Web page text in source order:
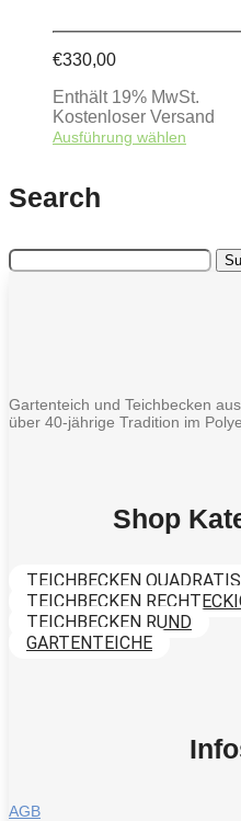
werden
€330,00
Enthält 19% MwSt.
Kostenloser Versand
Ausführung wählen
Die
Search
Suchen
nach:
Gartenteich und Teichbecken
über 40-jährige Tradition im
Shop
TEICHBECKEN
TEICHBECKEN
TEICHBECKEN RUND
GARTENTEICHE
AGB